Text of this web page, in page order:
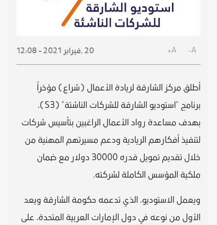
A-
A+
20 , فبراير 2021 - 12:08
أطلق مركز الشارقة لريادة الأعمال (شراع) مؤخراً
برنامج "استوديو الشارقة للشركات الناشئة" (S3)،
بهدف مساعدة رواد الأعمال الراغبين بتأسيس شركات
لتنفيذ أفكارهم الريادية ودعم مسيرتهم المهنية من
خلال تقديم تمويل قدره 30000 دولار مع ضمان
ملكية المؤسس الكاملة لشركته.
ويعمل الاستوديو، الذي تدعمه حكومة الشارقة ويعد
الأول من نوعه في دول الإمارات العربية المتحدة، على